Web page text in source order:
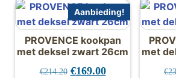
Aanbieding!
PROVENCE kookpan
met deksel zwart 26cm
€214.20 Oorspronkelijke prijs
€169.00Huidige prijs
met
€